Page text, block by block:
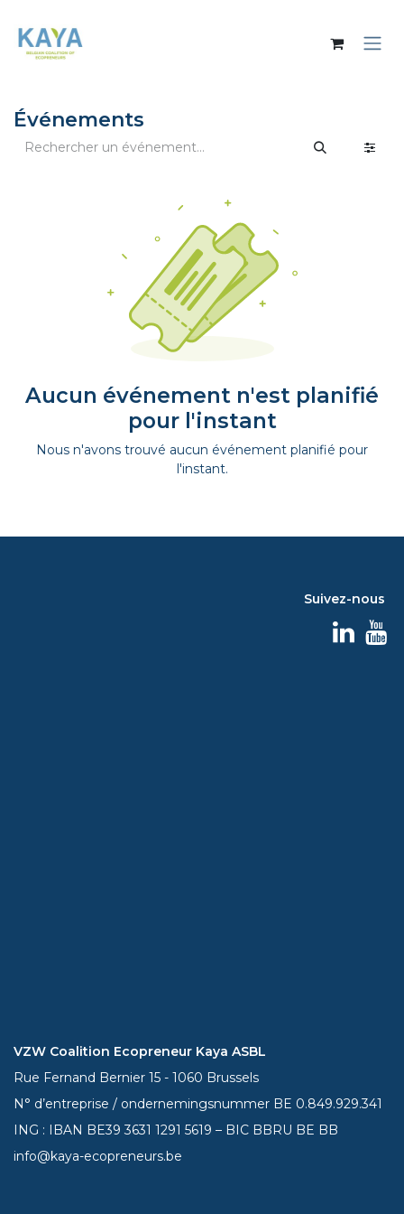
Événements
Aucun événement n'est planifié
pour l'instant
Nous n'avons trouvé aucun événement planifié pour
l'instant.
Suivez-nous
VZW Coalition Ecopreneur Kaya ASBL
Rue Fernand Bernier 15 - 1060 Brussels
N° d’entreprise / ondernemingsnummer BE 0.849.929.341
ING : IBAN BE393631 1291 5619 – BIC BBRU BE BB
info@kaya-ecopreneurs.be